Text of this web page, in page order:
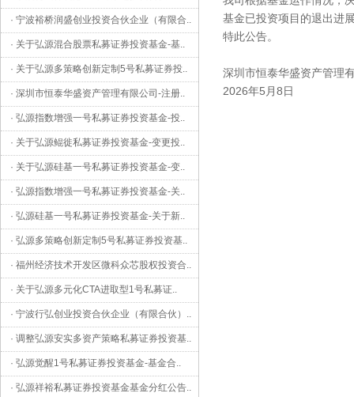
· 宁波裕桥润盛创业投资合伙企业（有限合..
· 关于弘源混合股票私募证券投资基金-基..
· 关于弘源多策略创新定制5号私募证券投..
· 深圳市恒泰华盛资产管理有限公司-注册..
· 弘源指数增强一号私募证券投资基金-投..
· 关于弘源鲲徙私募证券投资基金-变更投..
· 关于弘源硅基一号私募证券投资基金-变..
· 弘源指数增强一号私募证券投资基金-关..
· 弘源硅基一号私募证券投资基金-关于新..
· 弘源多策略创新定制5号私募证券投资基..
· 福州经济技术开发区微科众芯股权投资合..
· 关于弘源多元化CTA进取型1号私募证..
· 宁波行弘创业投资合伙企业（有限合伙） ..
· 调整弘源安实多资产策略私募证券投资基..
· 弘源觉醒1号私募证券投资基金-基金合..
· 弘源祥裕私募证券投资基金基金分红公告..
基金已投资项目的退出进
特此公告。
深圳市恒泰华盛资产管理
2026年5月8日